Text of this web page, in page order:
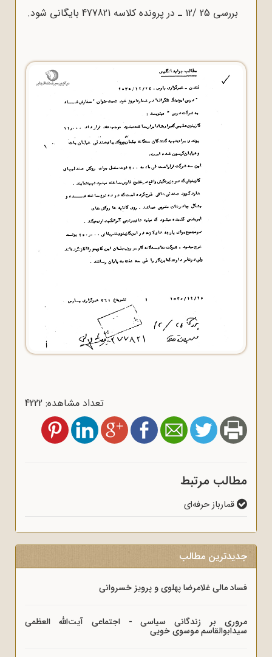
بررسی 25 /12 ـ در پرونده کلاسه 477821 بایگانی شود.
تعداد مشاهده: 4222
مطالب مرتبط
قمارباز حرفه‌ای
جدیدترین مطالب
فساد مالی غلامرضا پهلوی و پرویز خسروانی
مروری بر زندگانی سیاسی - اجتماعی آیت‌الله العظمی
سیدابوالقاسم موسوی خویی